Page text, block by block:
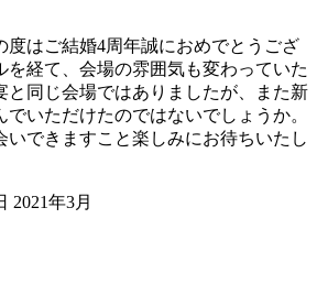
度はご結婚4周年誠におめでとうござ
を経て、会場の雰囲気も変わっていた
と同じ会場ではありましたが、また新
いただけたのではないでしょうか。
いできますこと楽しみにお待ちいたし
2021年3月